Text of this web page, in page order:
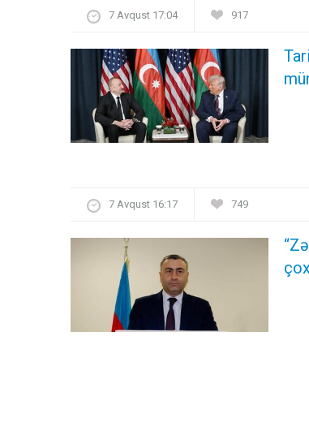
7 Avqust 17:04 917
7 Avqust 16:17 749